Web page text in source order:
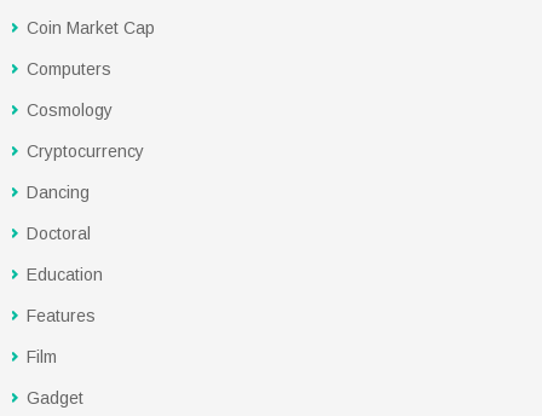
Coin Market Cap
Computers
Cosmology
Cryptocurrency
Dancing
Doctoral
Education
Features
Film
Gadget